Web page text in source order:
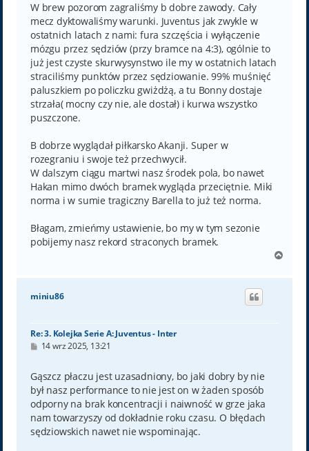
W brew pozorom zagraliśmy b dobre zawody. Cały
mecz dyktowaliśmy warunki. Juventus jak zwykle w
ostatnich latach z nami: fura szczęścia i wyłączenie
mózgu przez sędziów (przy bramce na 4:3), ogólnie to
już jest czyste skurwysynstwo ile my w ostatnich latach
straciliśmy punktów przez sędziowanie. 99% muśnięć
paluszkiem po policzku gwiżdżą, a tu Bonny dostaje
strzała( mocny czy nie, ale dostał) i kurwa wszystko
puszczone.
B dobrze wyglądał piłkarsko Akanji. Super w
rozegraniu i swoje też przechwycił.
W dalszym ciągu martwi nasz środek pola, bo nawet
Hakan mimo dwóch bramek wygląda przeciętnie. Miki
norma i w sumie tragiczny Barella to już też norma.
Błagam, zmieńmy ustawienie, bo my w tym sezonie
pobijemy nasz rekord straconych bramek.
g
miniu86
Re: 3. Kolejka Serie A: Juventus - Inter
P
t
14 wrz 2025, 13:21
Gąszcz płaczu jest uzasadniony, bo jaki dobry by nie
był nasz performance to nie jest on w żaden sposób
odporny na brak koncentracji i naiwność w grze jaka
nam towarzyszy od dokładnie roku czasu. O błędach
sędziowskich nawet nie wspominając.